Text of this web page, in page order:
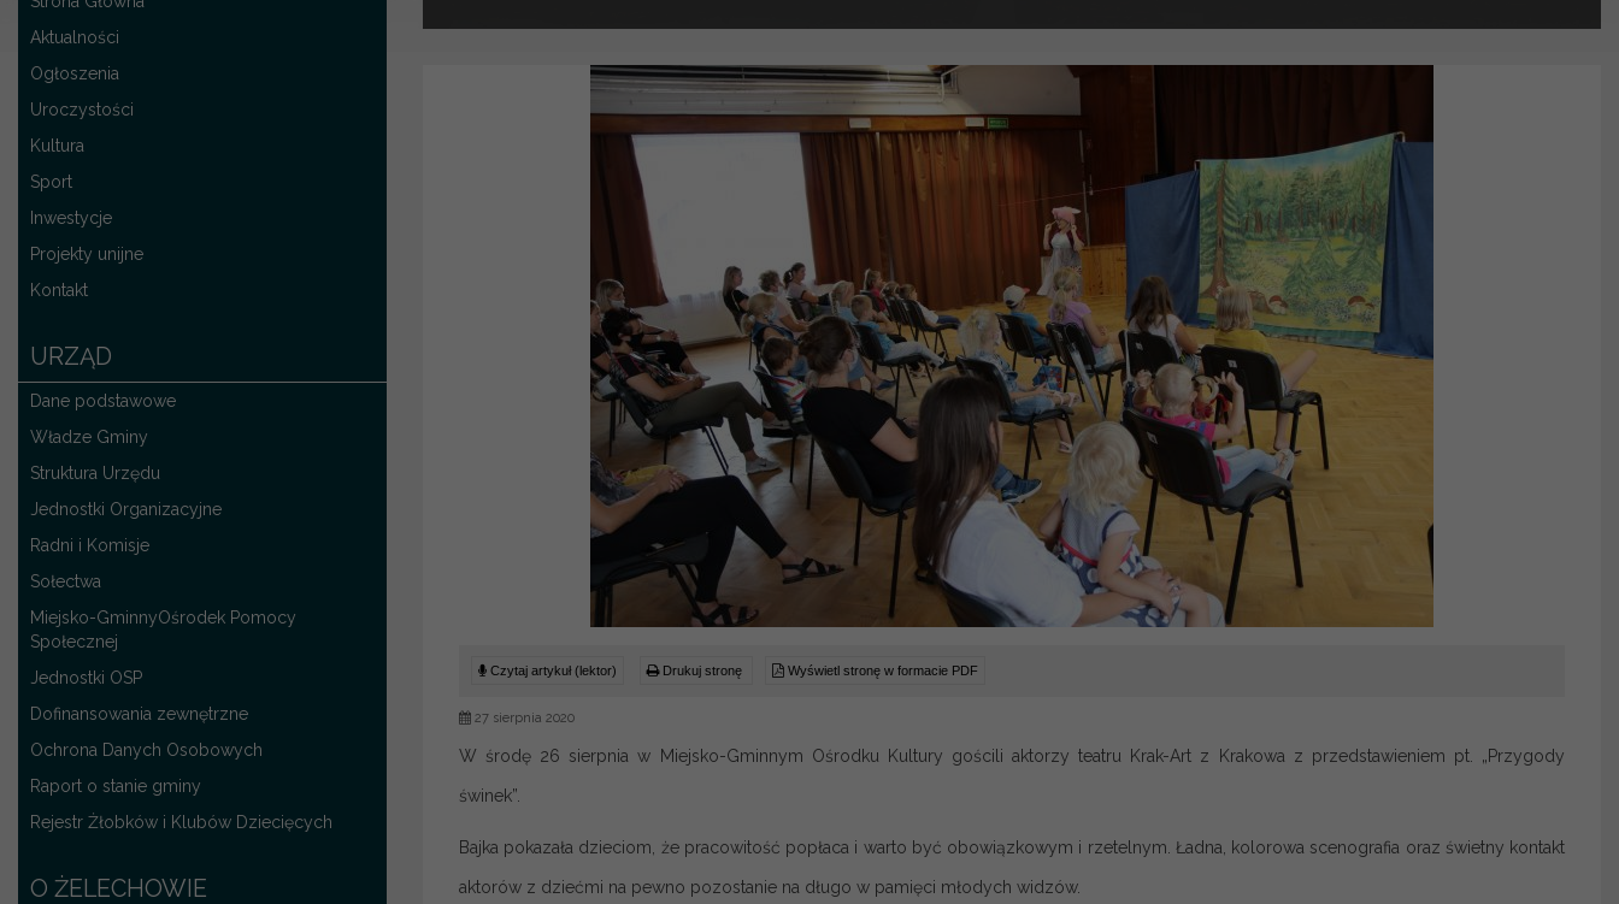
Aktualności
Ogłoszenia
Uroczystości
Kultura
Sport
Inwestycje
Projekty unijne
Kontakt
URZĄD
Dane podstawowe
Władze Gminy
Struktura Urzędu
Jednostki Organizacyjne
Radni i Komisje
Sołectwa
Miejsko-GminnyOśrodek Pomocy
Społecznej
Jednostki OSP
Dofinansowania zewnętrzne
Ochrona Danych Osobowych
Raport o stanie gminy
Rejestr Żłobków i Klubów Dziecięcych
O ŻELECHOWIE
Czytaj artykuł (lektor) Drukuj stronę Wyświetl stronę w formacie PDF
27 sierpnia 2020
W środę 26 sierpnia w Miejsko-Gminnym Ośrodku Kultury gościli aktorzy teatru Krak-Art z Krakowa z przedstawieniem pt. „Przygody
świnek”.
Bajka pokazała dzieciom, że pracowitość popłaca i warto być obowiązkowym i rzetelnym. Ładna, kolorowa scenografia oraz świetny kontakt
aktorów z dziećmi na pewno pozostanie na długo w pamięci młodych widzów.